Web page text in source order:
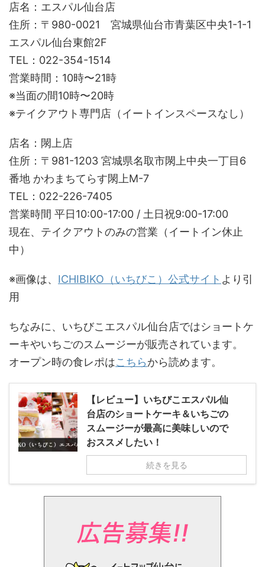
店名：エスパル仙台店
住所：〒980-0021 宮城県仙台市青葉区中央1-1-1
エスパル仙台東館2F
TEL：022-354-1514
営業時間：10時〜21時
※当面の間10時〜20時
※テイクアウト専門店（イートインスペースなし）
店名：閖上店
住所：〒981-1203 宮城県名取市閖上中央一丁目6
番地 かわまちてらす閖上M-7
TEL：022-226-7405
営業時間 平日10:00-17:00 / 土日祝9:00-17:00
現在、テイクアウトのみの営業（イートイン休止
中）
※画像は、 ICHIBIKO（いちびこ）公式サイト より引
用
ちなみに、いちびこエスパル仙台店ではショートケ
ーキやいちごのスムージーが販売されています。
オープン時の食レポはこちらから読めます。
【レビュー】いちびこエスパル仙
台店のショートケーキ＆いちごの
スムージーが最高に美味しいので
おススメしたい！
続きを見る